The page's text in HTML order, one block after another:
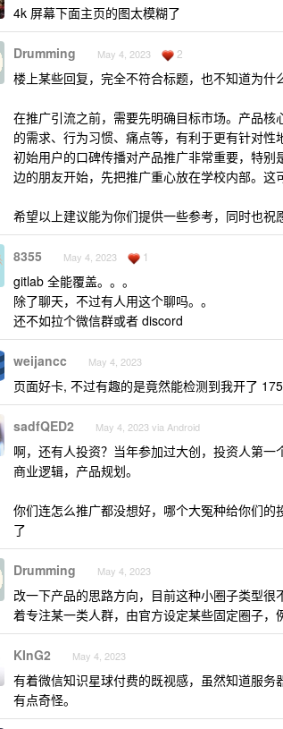
4k 屏幕下面主页的图太模糊了
Drumming May 4, 2023 2
楼上某些回复，完全不符合标题，也不知道为什
在推广引流之前，需要先明确目标市场。产品
的需求、行为习惯、痛点等，有利于更有针对性
初始用户的口碑传播对产品推广非常重要，特
边的朋友开始，先把推广重心放在学校内部。这
希望以上建议能为你们提供一些参考，同时也祝
8355 May 4, 2023 1
gitlab 全能覆盖。。。
除了聊天，不过有人用这个聊吗。。
还不如拉个微信群或者 discord
weijancc May 4, 2023
页面好卡, 不过有趣的是竟然能检测到我开了
sadfQED2 May 4, 2023 via Android
啊，还有人投资？当年参加过大创，投资人第
商业逻辑，产品规划。
你们连怎么推广都没想好，哪个大冤种给你们
了
Drumming May 4, 2023
改一下产品的思路方向，目前这种小圈子类型
着专注某一类人群，由官方设定某些固定圈子，
KInG2 May 4, 2023
有着微信知识星球付费的既视感，虽然知道服
有点奇怪。